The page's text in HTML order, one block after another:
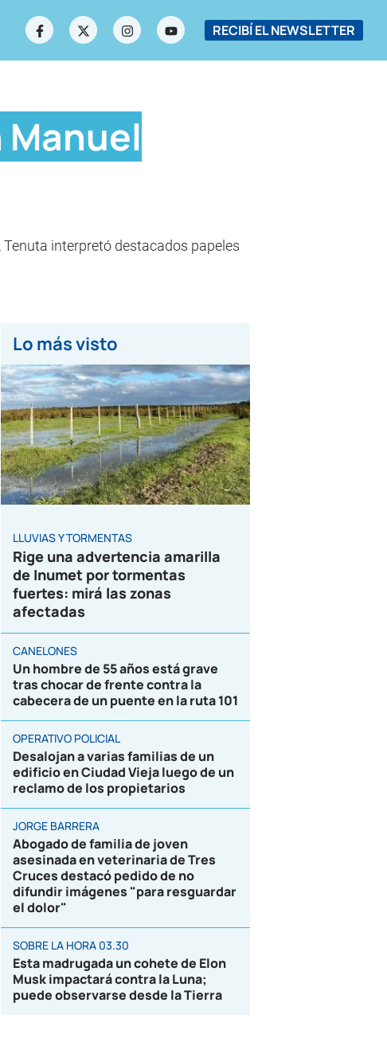
RECIBÍ EL NEWSLETTER
interpretó destacados papeles
Lo más visto
LLUVIAS Y TORMENTAS
Rige una advertencia amarilla
de Inumet por tormentas
fuertes: mirá las zonas
afectadas
CANELONES
Un hombre de 55 años está grave
tras chocar de frente contra la
cabecera de un puente en la ruta 101
OPERATIVO POLICIAL
Desalojan a varias familias de un
edificio en Ciudad Vieja luego de un
reclamo de los propietarios
JORGE BARRERA
Abogado de familia de joven
asesinada en veterinaria de Tres
Cruces destacó pedido de no
difundir imágenes "para resguardar
el dolor"
SOBRE LA HORA 03.30
Esta madrugada un cohete de Elon
Musk impactará contra la Luna;
puede observarse desde la Tierra